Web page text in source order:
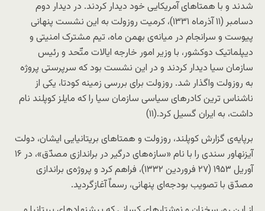
شدند و با همتاهای آمریکایی خود دیدار کردند. در دیدار دوم
دسامبر (۱۱ آذرماه ۱۳۳۱)، کرمیت روزولت به این نشست پنهانی
پیوست و سرانجام در میانه‌ی بهمن ماه، تیم مشترک امنیتی و
دیپلماتیک دوکشور، با وزیر امور خارجه ایالات متّحد و رئیس
سازمان سیا دیدار کردند و در این نشست بود که سرپرستی پروژه
به روزولت واگذار شد. روزولت برای بررسی زمینه کودتا، یکی از
ناشناس ترین کادرهای سیاسی سازمان سیا را که مایلز کوپلند نام
داشت، به ایران گسیل کرد.(۱۱)
برپایه‌ی گزارش کوپلند، روزولت و همتاهای بریتانیایی ایشان، دولت
آیزنهاور سندی را با نام «سازه‌های درگیر در براندازی مصدّق»، در ۱۶
آوریل ۱۹۵۳ (۲٧ فروردین ۱۳۳۲)، فراهم کرد و پروژه‌ی براندازی
مصدّق با تصویب بودجه‌ای پنهانی، رسماٌ آغازگردید.